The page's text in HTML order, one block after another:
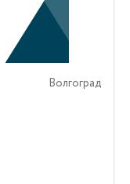
Волгоград